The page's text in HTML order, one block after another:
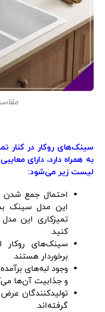
سینک‌های روکار در کنار
به همراه دارد، دارای
لیست زیر می‌شود:
احتمال جمع شدن
این مدل سینک
تمیزکاری این
کنید.
سینک‌های روکار
برخوردار هستند.
وجود لبه‌های
و جذابیت آن‌ها
تولیدکنندگان
گرفته‌اند.